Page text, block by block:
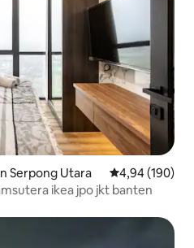
Serpong Utara Classificação
4,94 (190)
ikea jpo jkt banten